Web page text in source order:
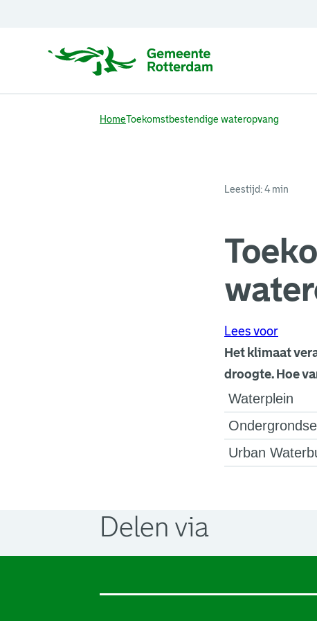
HomeToekomstbestendige wateropvang
Leestijd: 4 min
Lees voor
Het klimaat
droogte. Hoe
Waterplein
Urban
Delen via